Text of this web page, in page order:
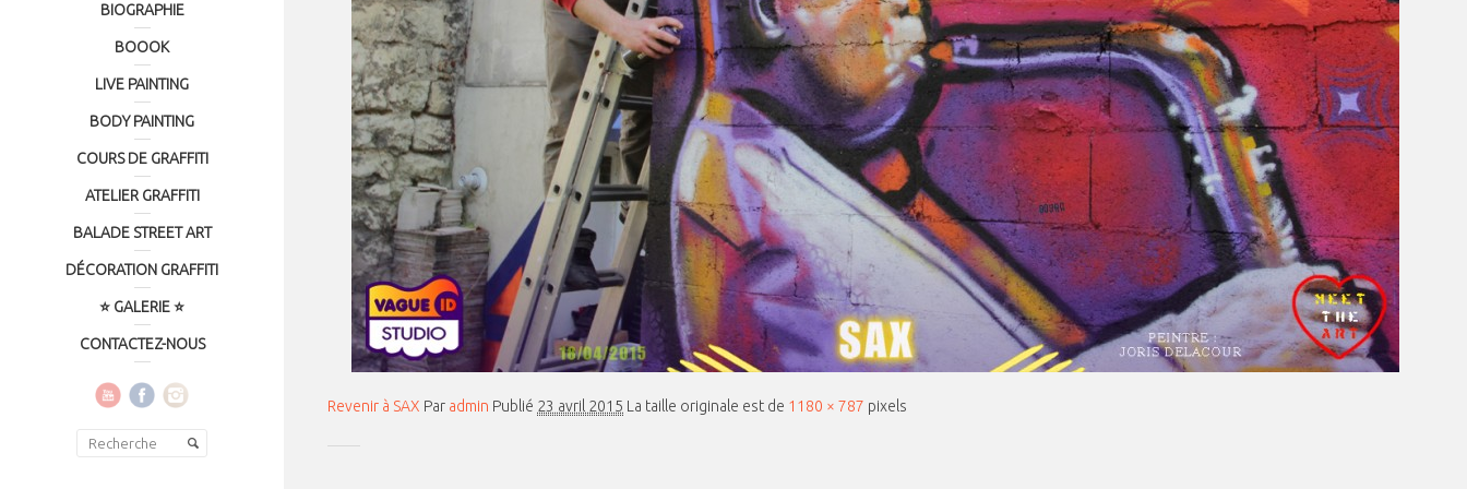
BIOGRAPHIE
BOOOK
LIVE PAINTING
BODY PAINTING
COURS DE GRAFFITI
ATELIER GRAFFITI
BALADE STREET ART
DÉCORATION GRAFFITI
⭐ GALERIE ⭐
CONTACTEZ-NOUS
Revenir à SAX Par admin Publié 23 avril 2015 La taille originale est de 1180 × 787 pixels